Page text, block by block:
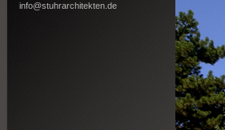
info@stuhrarchitekten.de